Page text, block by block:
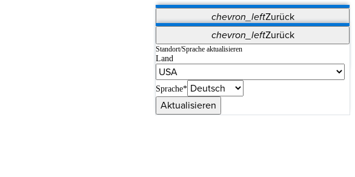
chevron_leftZurück
Vet Systems OrthoPedia Patient
Supplier Portal
Synergy-Bildgebung und -Resektion
chevron_leftZurück
Standort/Sprache aktualisieren
Land
Sprache*
Aktualisieren